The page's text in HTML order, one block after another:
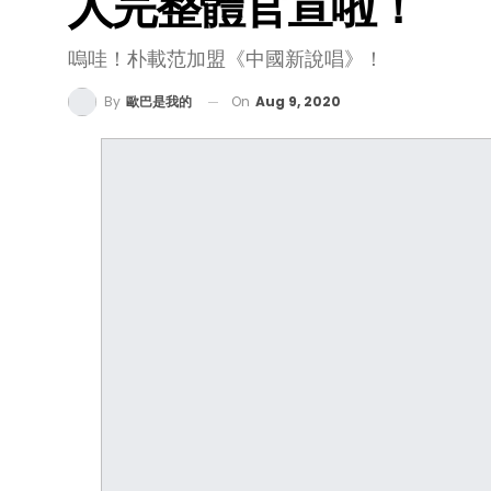
嗚哇！朴載范加盟《中國新說唱》！
By 歐巴是我的 On Aug 9, 2020